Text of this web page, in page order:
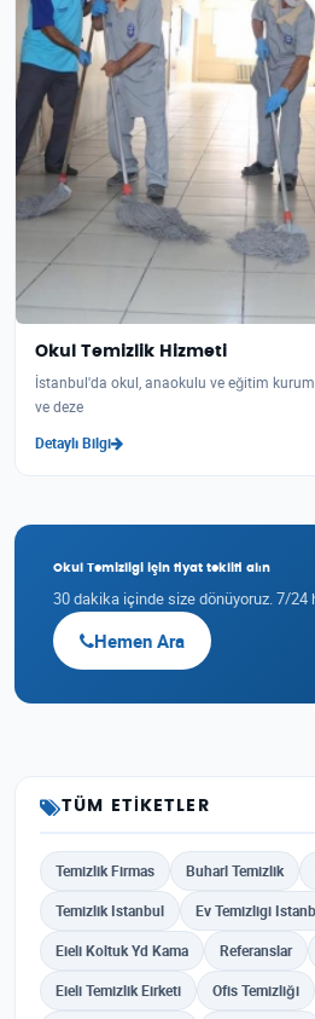
Okul Temizlik Hizmeti
İstanbul'da okul, anaokulu ve eğitim
ve deze
Detaylı Bilgi
Okul Temizligi için fiyat teklifi alın
30 dakika içinde size dönüyoruz. 7/24
Hemen Ara
TÜM ETIKETLER
Temizlik Firmas Buharl Temizlik
Temizlik Istanbul Ev Temizligi
Eieli Koltuk Yd Kama Referanslar
Eieli Temizlik Eirketi Ofis Temizliği